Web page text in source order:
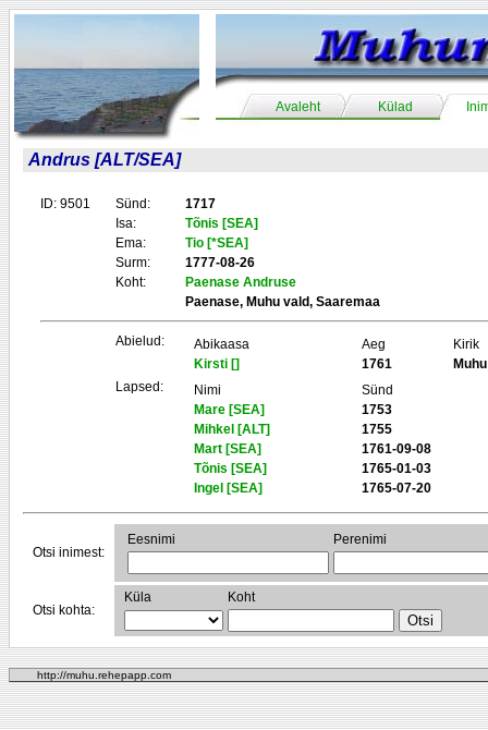
Avaleht Külad
Andrus [ALT/SEA]
ID: 9501 Sünd:
1717
Isa:
Tõnis [SEA]
Ema:
Tio [*SEA]
Surm:
1777-08-26
Koht:
Paenase Andruse
Paenase, Muhu vald, Saaremaa
Abielud: Abikaasa Aeg
Kirik
Kirsti []
1761
Muhu
Lapsed:
Nimi
Sünd
Mare [SEA]
1753
Mihkel [ALT]
1755
Mart [SEA]
1761-09-08
Tõnis [SEA]
1765-01-03
Ingel [SEA]
1765-07-20
Otsi inimest:
Eesnimi Perenimi
Otsi kohta:
Küla Koht
http://muhu.rehepapp.com